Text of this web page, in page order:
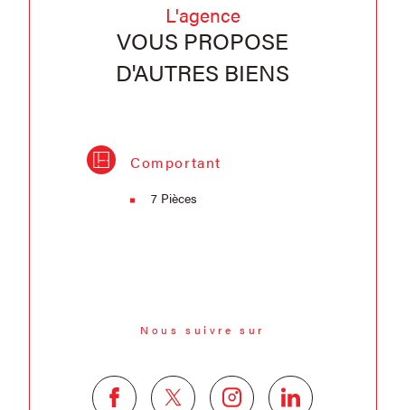
L'agence
VOUS PROPOSE
D'AUTRES BIENS
Comportant
7 Pièces
Nous suivre sur